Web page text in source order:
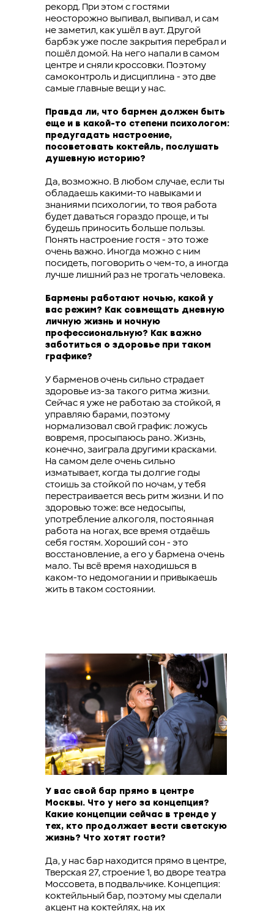
рекорд. При этом с гостями
неосторожно выпивал, выпивал, и сам
не заметил, как ушёл в аут. Другой
барбэк уже после закрытия перебрал и
пошёл домой. На него напали в самом
центре и сняли кроссовки. Поэтому
самоконтроль и дисциплина - это две
самые главные вещи у нас.
Правда ли, что бармен должен быть
еще и в какой-то степени психологом:
предугадать настроение,
посоветовать коктейль, послушать
душевную историю?
Да, возможно. В любом случае, если ты
обладаешь какими-то навыками и
знаниями психологии, то твоя работа
будет даваться гораздо проще, и ты
будешь приносить больше пользы.
Понять настроение гостя - это тоже
очень важно. Иногда можно с ним
посидеть, поговорить о чем-то, а иногда
лучше лишний раз не трогать человека.
Бармены работают ночью, какой у
вас режим? Как совмещать дневную
личную жизнь и ночную
профессиональную? Как важно
заботиться о здоровье при таком
графике?
У барменов очень сильно страдает
здоровье из-за такого ритма жизни.
Сейчас я уже не работаю за стойкой, я
управляю барами, поэтому
нормализовал свой график: ложусь
вовремя, просыпаюсь рано. Жизнь,
конечно, заиграла другими красками.
На самом деле очень сильно
изматывает, когда ты долгие годы
стоишь за стойкой по ночам, у тебя
перестраивается весь ритм жизни. И по
здоровью тоже: все недосыпы,
употребление алкоголя, постоянная
работа на ногах, все время отдаёшь
себя гостям. Хороший сон - это
восстановление, а его у бармена очень
мало. Ты всё время находишься в
каком-то недомогании и привыкаешь
жить в таком состоянии.
У вас свой бар прямо в центре
Москвы. Что у него за концепция?
Какие концепции сейчас в тренде у
тех, кто продолжает вести светскую
жизнь? Что хотят гости?
Да, у нас бар находится прямо в центре,
Тверская 27, строение 1, во дворе театра
Моссовета, в подвальчике. Концепция:
коктейльный бар, поэтому мы сделали
акцент на коктейлях, на их